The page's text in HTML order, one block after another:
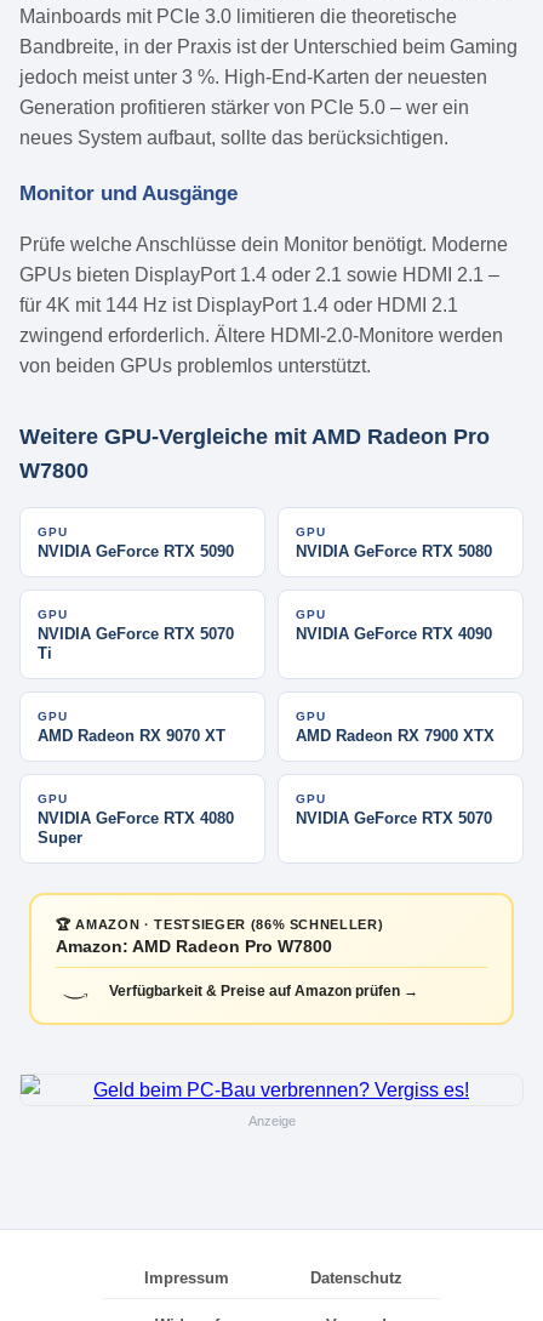
Mainboards mit PCIe 3.0 limitieren die theoretische
Bandbreite, in der Praxis ist der Unterschied beim Gaming
jedoch meist unter 3 %. High-End-Karten der neuesten
Generation profitieren stärker von PCIe 5.0 – wer ein
neues System aufbaut, sollte das berücksichtigen.
Monitor und Ausgänge
Prüfe welche Anschlüsse dein Monitor benötigt. Moderne
GPUs bieten DisplayPort 1.4 oder 2.1 sowie HDMI 2.1 –
für 4K mit 144 Hz ist DisplayPort 1.4 oder HDMI 2.1
zwingend erforderlich. Ältere HDMI-2.0-Monitore werden
von beiden GPUs problemlos unterstützt.
Weitere GPU-Vergleiche mit AMD Radeon Pro
W7800
GPU
NVIDIA GeForce RTX 5090
GPU
NVIDIA GeForce RTX 5080
GPU
NVIDIA GeForce RTX 5070
Ti
GPU
NVIDIA GeForce RTX 4090
GPU
AMD Radeon RX 9070 XT
GPU
AMD Radeon RX 7900 XTX
GPU
NVIDIA GeForce RTX 4080
Super
GPU
NVIDIA GeForce RTX 5070
🏆 AMAZON · TESTSIEGER (86% SCHNELLER)
Amazon: AMD Radeon Pro W7800
Verfügbarkeit & Preise auf Amazon prüfen →
Anzeige
Impressum Datenschutz